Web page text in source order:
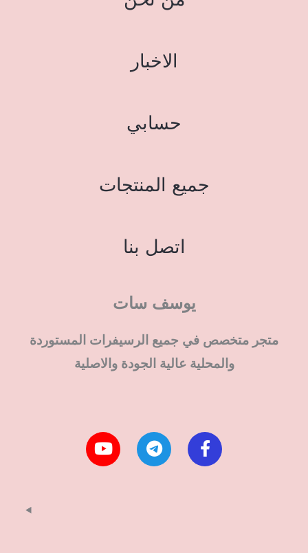
الاخبار
حسابي
جميع المنتجات
اتصل بنا
يوسف سات
متجر متخصص في جميع الرسيفرات المستوردة
والمحلية عالية الجودة والاصلية